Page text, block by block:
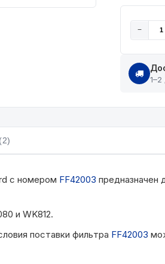
−
с номером FF42003 предназначен
и WK812.
поставки фильтра FF42003